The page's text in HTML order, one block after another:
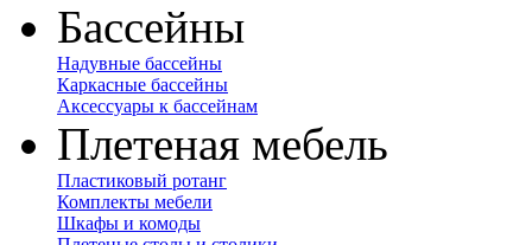
Бассейны
Надувные бассейны
Каркасные бассейны
Аксессуары к бассейнам
Плетеная мебель
Пластиковый ротанг
Комплекты мебели
Шкафы и комоды